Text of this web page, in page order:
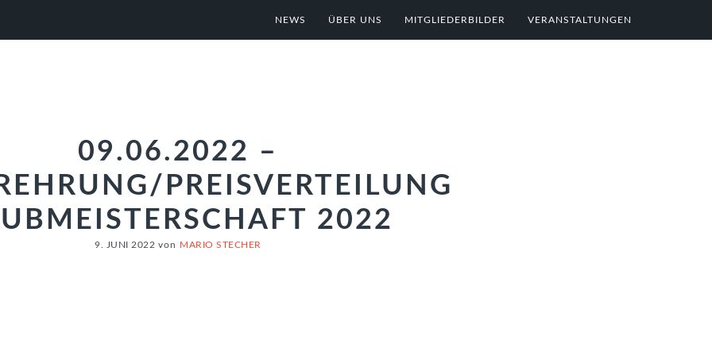
NEWS ÜBER UNS MITGLIEDERBILDER VERANSTALTUNGEN
09.06.2022 –
PREISVERTEILUNG
2022
9. JUNI 2022 von MARIO STECHER